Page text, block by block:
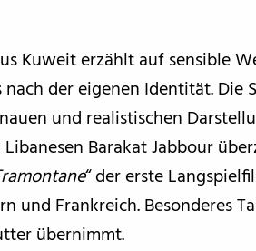
Kuweit erzählt auf sensible
der eigenen Identität. Die
und realistischen
Barakat Jabbour
“ der erste
und Frankreich. Besonderes
übernimmt.